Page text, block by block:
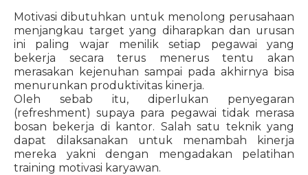
Motivasi dibutuhkan untuk menolong perusahaan
menjangkau target yang diharapkan dan urusan
ini paling wajar menilik setiap pegawai yang
bekerja secara terus menerus tentu akan
merasakan kejenuhan sampai pada akhirnya bisa
menurunkan produktivitas kinerja.
Oleh sebab itu, diperlukan penyegaran
(refreshment) supaya para pegawai tidak merasa
bosan bekerja di kantor. Salah satu teknik yang
dapat dilaksanakan untuk menambah kinerja
mereka yakni dengan mengadakan pelatihan
training motivasi karyawan.